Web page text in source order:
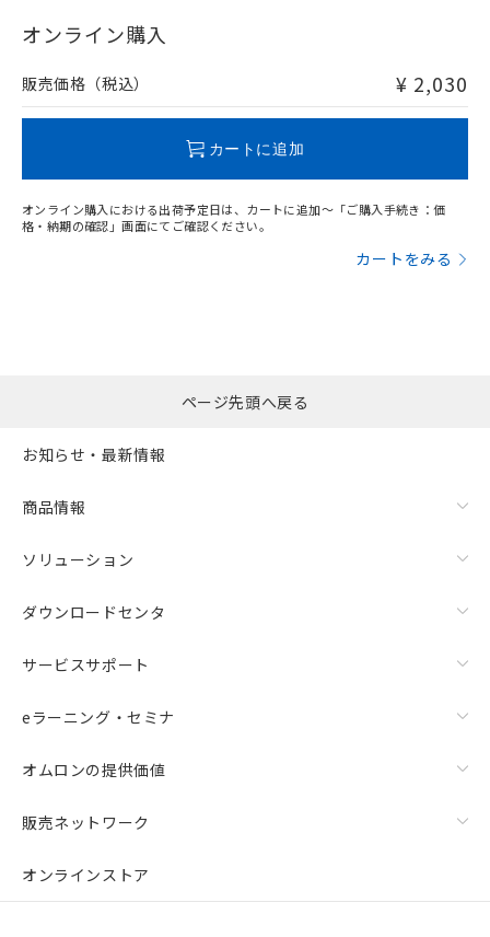
在庫等で未対応品が混在する可能性があります。
問い合わせください。
オンライン購入
販売価格（税込） ¥ 2,030
カートに追加
オンライン購入における出荷予定日は、カートに追加～「ご購入手続き：価
格・納期の確認」画面にてご確認ください。
カートをみる
ページ先頭へ戻る
お知らせ・最新情報
商品情報
ソリューション
ダウンロードセンタ
サービスサポート
eラーニング・セミナ
オムロンの提供価値
販売ネットワーク
オンラインストア